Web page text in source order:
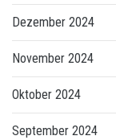
Dezember 2024
November 2024
Oktober 2024
September 2024